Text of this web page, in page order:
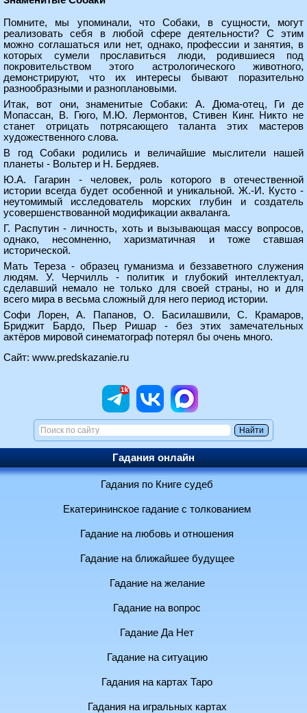
Помните, мы упоминали, что Собаки, в сущности, могут
реализовать себя в любой сфере деятельности? С этим
можно соглашаться или нет, однако, профессии и занятия, в
которых сумели прославиться люди, родившиеся под
покровительством этого астрологического животного,
демонстрируют, что их интересы бывают поразительно
разнообразными и разноплановыми.
Итак, вот они, знаменитые Собаки: А. Дюма-отец, Ги де
Мопассан, В. Гюго, М.Ю. Лермонтов, Стивен Кинг. Никто не
станет отрицать потрясающего таланта этих мастеров
художественного слова.
В год Собаки родились и величайшие мыслители нашей
планеты - Вольтер и Н. Бердяев.
Ю.А. Гагарин - человек, роль которого в отечественной
истории всегда будет особенной и уникальной. Ж.-И. Кусто -
неутомимый исследователь морских глубин и создатель
усовершенствованной модификации акваланга.
Г. Распутин - личность, хоть и вызывающая массу вопросов,
однако, несомненно, харизматичная и тоже ставшая
исторической.
Мать Тереза - образец гуманизма и беззаветного служения
людям. У. Черчилль - политик и глубокий интеллектуал,
сделавший немало не только для своей страны, но и для
всего мира в весьма сложный для него период истории.
Софи Лорен, А. Папанов, О. Басилашвили, С. Крамаров,
Бриджит Бардо, Пьер Ришар - без этих замечательных
актёров мировой синематограф потерял бы очень много.
Сайт: www.predskazanie.ru
Гадания онлайн
Гадания по Книге судеб
Екатерининское гадание с толкованием
Гадание на любовь и отношения
Гадание на ближайшее будущее
Гадание на желание
Гадание на вопрос
Гадание Да Нет
Гадание на ситуацию
Гадания на картах Таро
Гадания на игральных картах